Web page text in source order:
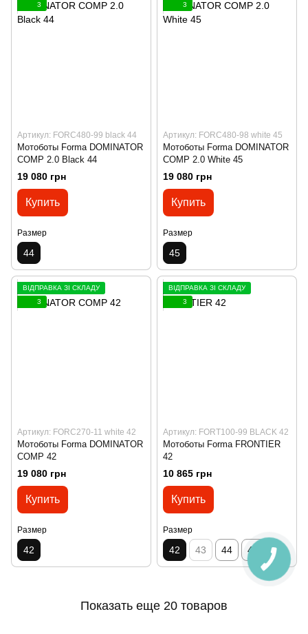
3
Артикул: FORC480-99 black 44
Мотоботы Forma DOMINATOR
COMP 2.0 Black 44
19 080 грн
Купить
Размер
44
3
Артикул: FORC480-98 white 45
Мотоботы Forma DOMINATOR
COMP 2.0 White 45
19 080 грн
Купить
Размер
45
ВІДПРАВКА ЗІ СКЛАДУ
3
Артикул: FORC270-11 white 42
Мотоботы Forma DOMINATOR
COMP 42
19 080 грн
Купить
Размер
42
ВІДПРАВКА ЗІ СКЛАДУ
3
Артикул: FORT100-99 BLACK 42
Мотоботы Forma FRONТIER
42
10 865 грн
Купить
Размер
42 43 44 45
Показать еще 20 товаров